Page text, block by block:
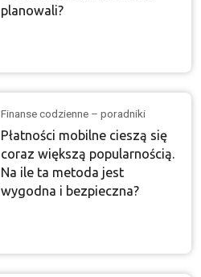
planowali?
Finanse codzienne – poradniki
Płatności mobilne cieszą się
coraz większą popularnością.
Na ile ta metoda jest
wygodna i bezpieczna?